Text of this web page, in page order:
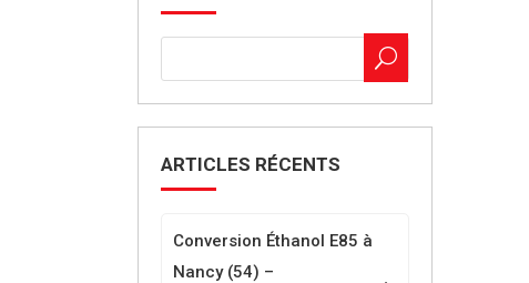
ARTICLES RÉCENTS
Conversion Éthanol E85 à
Nancy (54) –